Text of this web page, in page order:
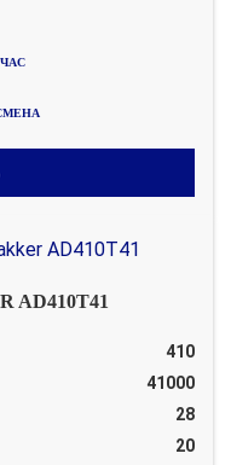
410
41000
28
20